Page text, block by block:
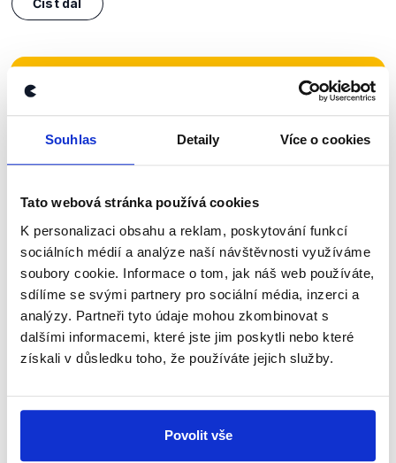
Souhlas Detaily Více o cookies
Tato webová stránka používá cookies
K personalizaci obsahu a reklam, poskytování funkcí
sociálních médií a analýze naší návštěvnosti využíváme
soubory cookie. Informace o tom, jak náš web používáte,
sdílíme se svými partnery pro sociální média, inzerci a
analýzy. Partneři tyto údaje mohou zkombinovat s
dalšími informacemi, které jste jim poskytli nebo které
získali v důsledku toho, že používáte jejich služby.
Povolit vše
Číst dál
Zůstaňme v kontaktu
Přihlaste se k odběru našeho
shrnutí nejzajímavějších článků a analýz.
Začněte nás odebírat, a mějte tak
přehled o tom, jaké dezinformace a
nepravdy se zrovna v Česku šíří.
Newsletter WhatsApp